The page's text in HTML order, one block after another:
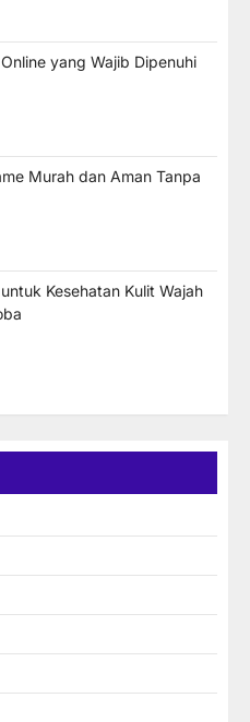
yang Wajib Dipenuhi
Murah dan Aman Tanpa
Kesehatan Kulit Wajah